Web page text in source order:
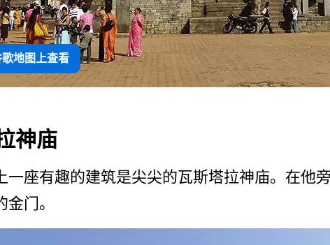
地图上查看
神庙
一座有趣的建筑是­尖尖的瓦斯塔拉神庙。在他
门。